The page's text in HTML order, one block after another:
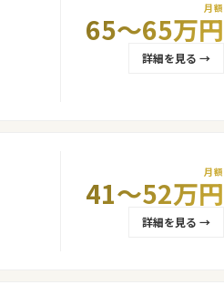
スのいずれかに関する知見 ・v0、
月額
65〜65万円
詳細を見る →
月額
41〜52万円
詳細を見る →